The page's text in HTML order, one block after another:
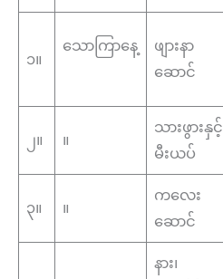
၁။
သောကြာနေ့
ဖျားနာ
ဆောင်
၂။ ။
သားဖွားနှင့်
မီးယပ်
၃။ ။
ကလေး
ဆောင်
နား၊